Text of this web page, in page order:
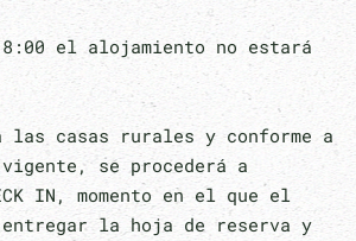
el alojamiento no estará
casas rurales y conforme a
se procederá a
IN, momento en el que el
entregar la hoja de reserva y